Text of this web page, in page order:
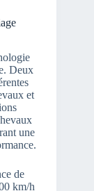
Deux
et
une
de
km/h